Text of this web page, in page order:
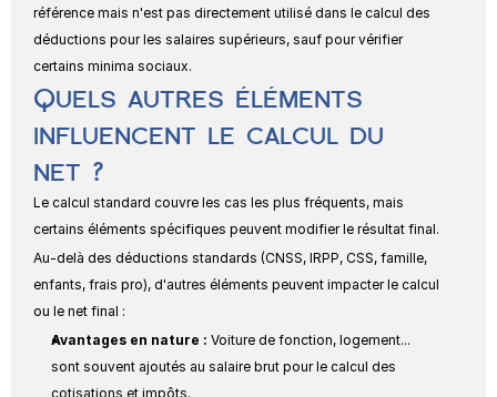
référence mais n'est pas directement utilisé dans le calcul des
déductions pour les salaires supérieurs, sauf pour vérifier
certains minima sociaux.
Quels autres éléments
influencent le calcul du
net ?
Le calcul standard couvre les cas les plus fréquents, mais
certains éléments spécifiques peuvent modifier le résultat final.
Au-delà des déductions standards (CNSS, IRPP, CSS, famille,
enfants, frais pro), d'autres éléments peuvent impacter le calcul
ou le net final :
Avantages en nature : Voiture de fonction, logement...
sont souvent ajoutés au salaire brut pour le calcul des
cotisations et impôts.